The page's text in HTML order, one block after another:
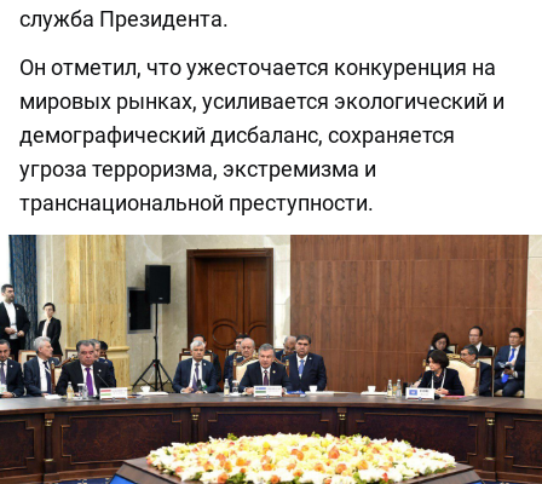
служба Президента.
Он отметил, что ужесточается конкуренция на
мировых рынках, усиливается экологический и
демографический дисбаланс, сохраняется
угроза терроризма, экстремизма и
транснациональной преступности.